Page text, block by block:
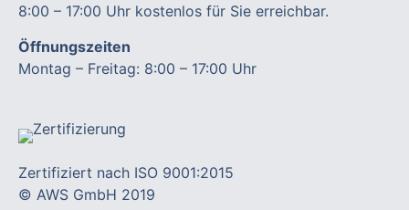
8:00 – 17:00 Uhr kostenlos für Sie erreichbar.
Öffnungszeiten
Montag – Freitag: 8:00 – 17:00 Uhr
Zertifiziert nach ISO 9001:2015
© AWS GmbH 2019